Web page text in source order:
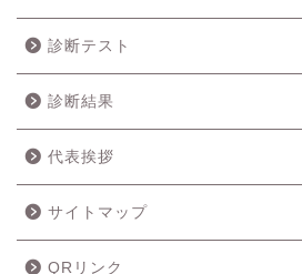
診断テスト
診断結果
代表挨拶
サイトマップ
QRリンク